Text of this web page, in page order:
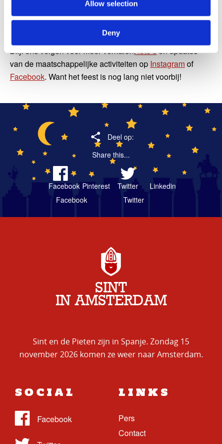
Allow selection
Deny
jullie geen intocht. Samen maken we Amsterdam een
Blijf ons volgen voor meer verhalen,foto’sen updates
van de maatschappelijke activiteiten op Instagramof
Facebook. Want het feest is nog lang niet voorbij!
Deel op:
Share this...
Facebook Pinterest Twitter Linkedin
SINT
IN AMSTERDAM
Sint en de Pieten zijn in Spanje. Zondag 15
november 2026 komen ze weer naar Amsterdam.
SOCIAL LINKS
Pers
Contact